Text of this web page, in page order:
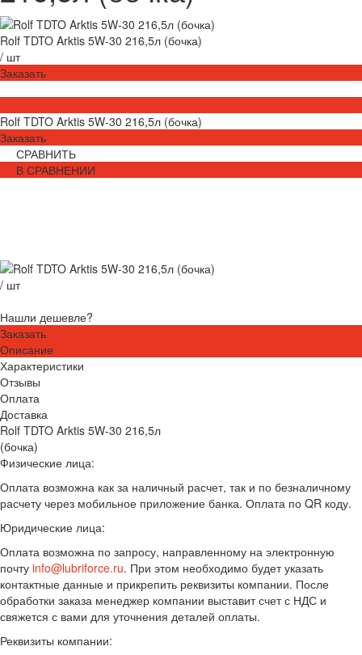
Rolf TDTO Arktis 5W-30 216,5л (бочка)
/ шт
Заказать
Rolf TDTO Arktis 5W-30 216,5л (бочка)
Заказать
СРАВНИТЬ
В СРАВНЕНИИ
/ шт
Нашли дешевле?
Заказать
Описание
Характеристики
Отзывы
Оплата
Доставка
Rolf TDTO Arktis 5W-30 216,5л
(бочка)
Физические лица:
Оплата возможна как за наличный расчет, так и по безналичному
расчету через мобильное приложение банка. Оплата по QR коду.
Юридические лица:
Оплата возможна по запросу, направленному на электронную
почту info@lubriforce.ru. При этом необходимо будет указать
контактные данные и прикрепить реквизиты компании. После
обработки заказа менеджер компании выставит счет с НДС и
свяжется с вами для уточнения деталей оплаты.
Реквизиты компании: